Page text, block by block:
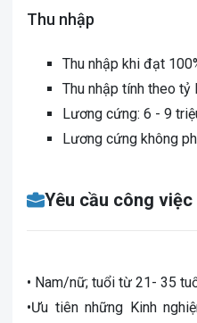
Thu nhập
Thu nhập khi đạt
Thu nhập tính theo tỷ
Lương cứng: 6 - 9
Lương cứng không
Yêu cầu công việc
• Nam/nữ; tuổi từ 21- 35
•Ưu tiên những Kinh